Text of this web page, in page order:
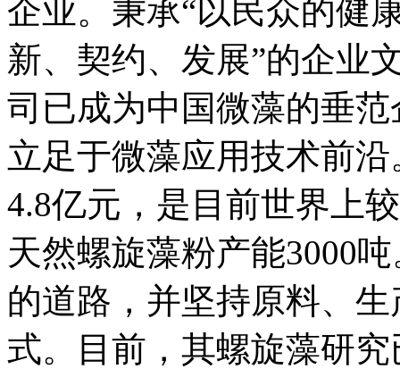
企业。秉承“以民众的健
新、契约、发展”的企业
司已成为中国微藻的垂
立足于微藻应用技术前
4.8亿元，是目前世界上
天然螺旋藻粉产能3000
的道路，并坚持原料、
式。目前，其螺旋藻研